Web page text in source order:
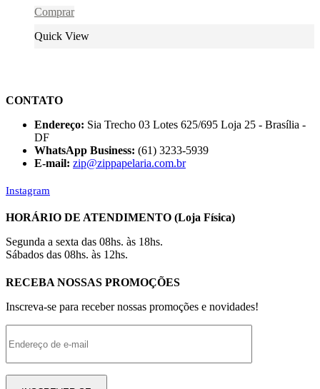
Comprar
Quick View
CONTATO
Endereço: Sia Trecho 03 Lotes 625/695 Loja 25 - Brasília -
DF
WhatsApp Business: (61) 3233-5939
E-mail: zip@zippapelaria.com.br
Instagram
HORÁRIO DE ATENDIMENTO (Loja Física)
Segunda a sexta das 08hs. às 18hs.
Sábados das 08hs. às 12hs.
RECEBA NOSSAS PROMOÇÕES
Inscreva-se para receber nossas promoções e novidades!